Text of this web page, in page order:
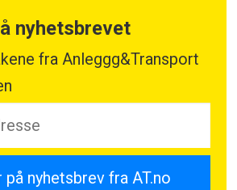
nyhetsbrevet
fra Anleggg&Transport